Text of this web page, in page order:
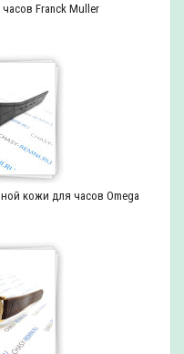
Franck Muller
кожи для часов Omega